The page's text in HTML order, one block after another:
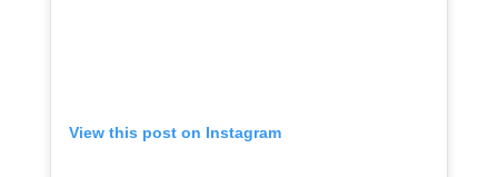
View this post on Instagram